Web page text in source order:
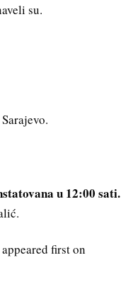
su.
u 12:00 sati.
first on